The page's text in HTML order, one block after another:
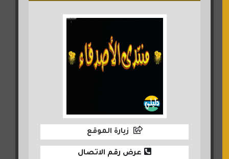
زيارة الموقع
عرض رقم الاتصال